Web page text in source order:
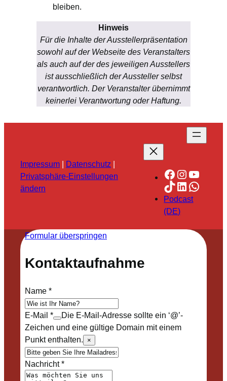
bleiben.
Hinweis
Für die Inhalte der Ausstellerpräsentation
sowohl auf der Webseite des Veranstalters
als auch auf der des jeweiligen Ausstellers
ist ausschließlich der Aussteller selbst
verantwortlich. Der Veranstalter übernimmt
keinerlei Verantwortung oder Haftung.
Impressum | Datenschutz |
Privatsphäre-Einstellungen
ändern
Facebook
TikTok
LinkedIn
Podcast
(DE)
Formular überspringen
Kontaktaufnahme
Name*
E-Mail *
Die E-Mail-Adresse sollte ein ‘@’-
Zeichen und eine gültige Domain mit einem
Punkt enthalten.
×
Nachricht*